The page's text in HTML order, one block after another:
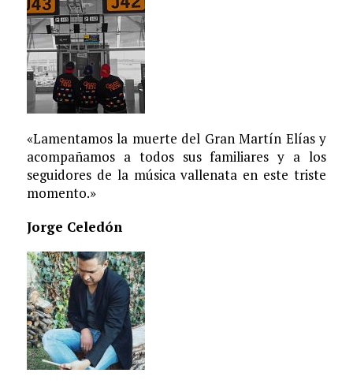
«Lamentamos la muerte del Gran Martín Elías y
acompañamos a todos sus familiares y a los
seguidores de la música vallenata en este triste
momento.»
Jorge Celedón